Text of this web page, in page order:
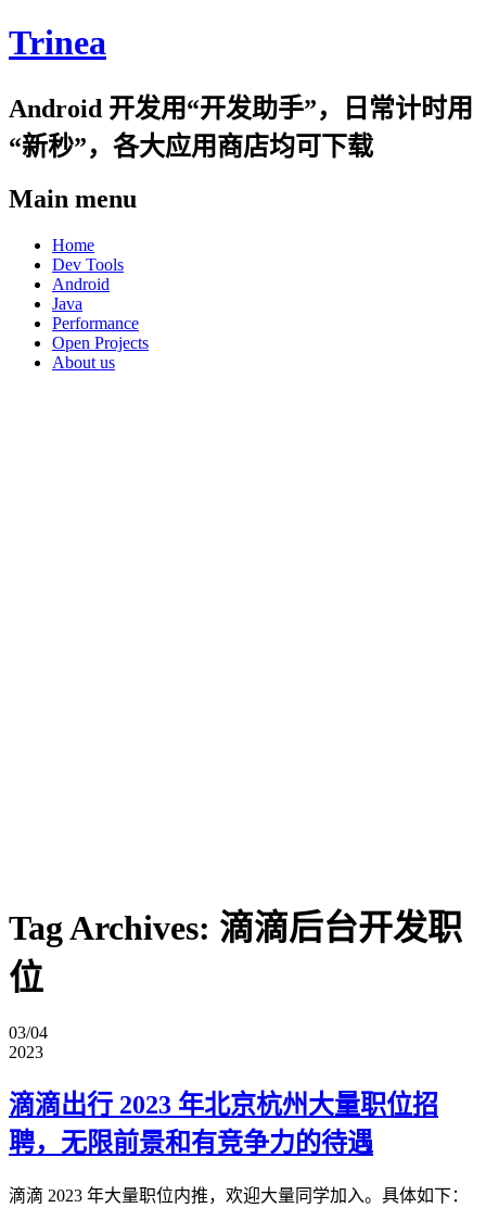
Trinea
Android 开发用“开发助手”，日常计时用
“新秒”，各大应用商店均可下载
Main menu
Skip
content
Home
Dev Tools
Android
Java
Performance
Open Projects
About us
Tag Archives: 滴滴后台开发职
位
03/04
2023
滴滴出行 2023 年北京杭州大量职位招
聘，无限前景和有竞争力的待遇
滴滴 2023 年大量职位内推，欢迎大量同学加入。具体如下：